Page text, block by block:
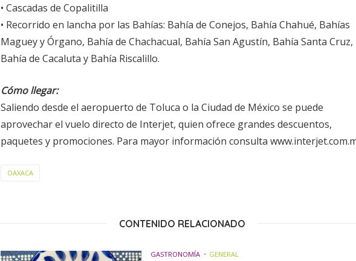
• Cascadas de Copalitilla
• Recorrido en lancha por las Bahías: Bahía de Conejos, Bahía Chahué, Bahías
Maguey y Órgano, Bahía de Chachacual, Bahía San Agustín, Bahía Santa Cruz,
Bahía de Cacaluta y Bahía Riscalillo.
Cómo llegar:
Saliendo desde el aeropuerto de Toluca o la Ciudad de México se puede
aprovechar el vuelo directo de Interjet, quien ofrece grandes descuentos,
paquetes y promociones. Para mayor información consulta
OAXACA
CONTENIDO RELACIONADO
GASTRONOMÍA GENERAL